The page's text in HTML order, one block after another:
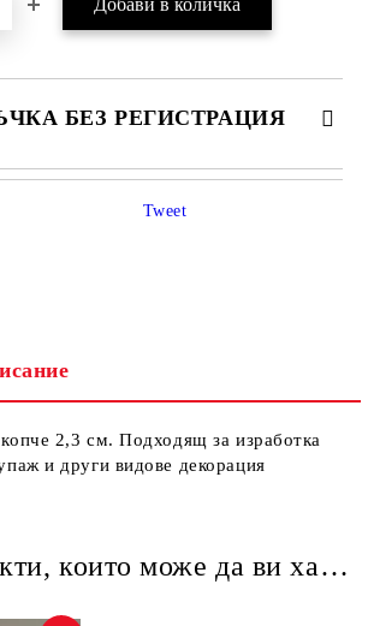
БЕЗ РЕГИСТРАЦИЯ
Tweet
2,3 см. Подходящ за изработка
и други видове декорация
Други продукти, които може да ви харесат